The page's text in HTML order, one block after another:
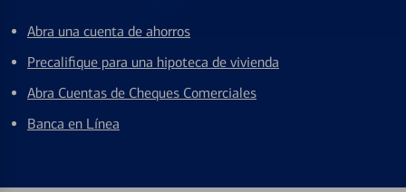
Abra una cuenta de ahorros
Precalifique para una hipoteca de vivienda
Abra Cuentas de Cheques Comerciales
Banca en Línea